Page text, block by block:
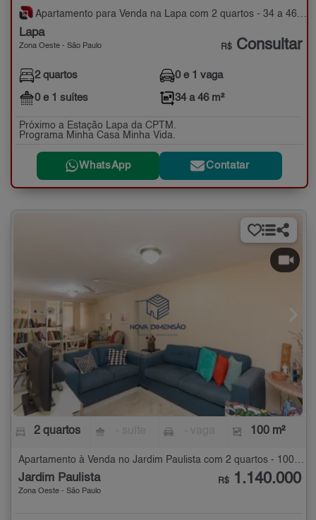
Apartamento para Venda na Lapa com 2 quartos - 34 a 46 m²
Lapa
Zona Oeste - São Paulo R$ Consultar
2 quartos
0 e 1 suítes
0 e 1 vaga
34 a 46 m²
Próximo a Estação Lapa da CPTM.
Programa Minha Casa Minha Vida.
WhatsApp Contatar
2 quartos 100 m²
Apartamento à Venda no Jardim Paulista com 2 quartos - 100 m²
Jardim Paulista
Zona Oeste - São Paulo
R$ 1.140.000